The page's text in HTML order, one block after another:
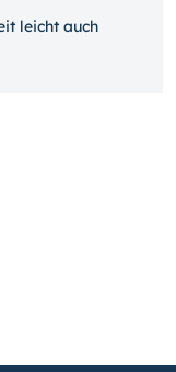
leicht auch